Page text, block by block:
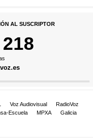
AL SUSCRIPTOR
Voz Audiovisual
RadioVoz
Escuela MPXA
Galicia